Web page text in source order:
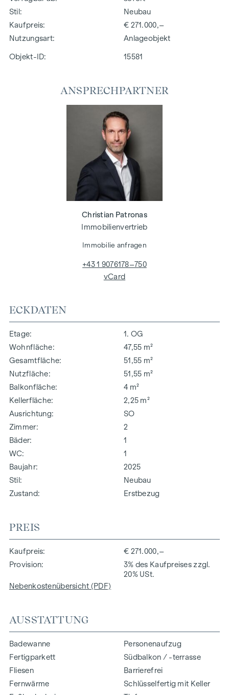
Stil
Neubau
Kaufpreis
€ 271.000,–
Nutzungsart
Anlageobjekt
Objekt-ID: 15581
ECKDATEN
Etage
1. OG
Wohnfläche
47,55 m²
Gesamtfläche
51,55 m²
Nutzfläche
51,55 m²
Balkonfläche
4 m²
Kellerfläche
2,25 m²
Ausrichtung
SO
Zimmer
2
Bäder
1
WC
1
Baujahr
2025
Stil
Neubau
Zustand
Erstbezug
PREIS
Kaufpreis
€ 271.000,–
Provision
3% des Kaufpreises zzgl.
20% USt.
Nebenkostenübersicht (PDF)
AUSSTATTUNG
Badewanne
Fertigparkett
Fliesen
Fernwärme
Personenaufzug
Südbalkon / -terrasse
Barrierefrei
Schlüsselfertig mit Keller
ANSPRECHPARTNER
Christian Patronas
Immobilienvertrieb
Immobilie anfragen
+43 1 9076178–750
vCard